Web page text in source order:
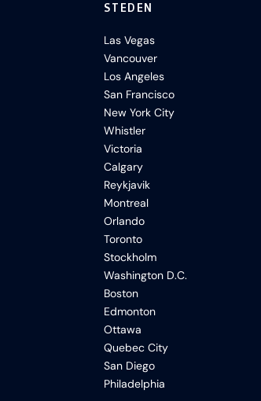
STEDEN
Las Vegas
Vancouver
Los Angeles
San Francisco
New York City
Whistler
Victoria
Calgary
Reykjavik
Montreal
Orlando
Toronto
Stockholm
Washington D.C.
Boston
Edmonton
Ottawa
Quebec City
San Diego
Philadelphia